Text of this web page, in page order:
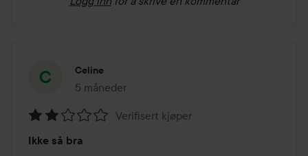
Celine
5 måneder
Innlegget ble opprettet 5 måneder
2
Verifisert kjøper
Ikke så bra